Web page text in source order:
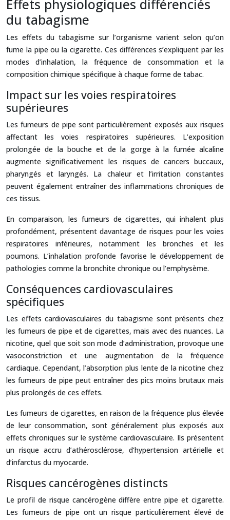
Effets physiologiques différenciés
du tabagisme
Les effets du tabagisme sur l’organisme varient selon qu’on
fume la pipe ou la cigarette. Ces différences s’expliquent par les
modes d’inhalation, la fréquence de consommation et la
composition chimique spécifique à chaque forme de tabac.
Impact sur les voies respiratoires
supérieures
Les fumeurs de pipe sont particulièrement exposés aux risques
affectant les voies respiratoires supérieures. L’exposition
prolongée de la bouche et de la gorge à la fumée alcaline
augmente significativement les risques de cancers buccaux,
pharyngés et laryngés. La chaleur et l’irritation constantes
peuvent également entraîner des inflammations chroniques de
ces tissus.
En comparaison, les fumeurs de cigarettes, qui inhalent plus
profondément, présentent davantage de risques pour les voies
respiratoires inférieures, notamment les bronches et les
poumons. L’inhalation profonde favorise le développement de
pathologies comme la bronchite chronique ou l’emphysème.
Conséquences cardiovasculaires
spécifiques
Les effets cardiovasculaires du tabagisme sont présents chez
les fumeurs de pipe et de cigarettes, mais avec des nuances. La
nicotine, quel que soit son mode d’administration, provoque une
vasoconstriction et une augmentation de la fréquence
cardiaque. Cependant, l’absorption plus lente de la nicotine chez
les fumeurs de pipe peut entraîner des pics moins brutaux mais
plus prolongés de ces effets.
Les fumeurs de cigarettes, en raison de la fréquence plus élevée
de leur consommation, sont généralement plus exposés aux
effets chroniques sur le système cardiovasculaire. Ils présentent
un risque accru d’athérosclérose, d’hypertension artérielle et
d’infarctus du myocarde.
Risques cancérogènes distincts
Le profil de risque cancérogène diffère entre pipe et cigarette.
Les fumeurs de pipe ont un risque particulièrement élevé de